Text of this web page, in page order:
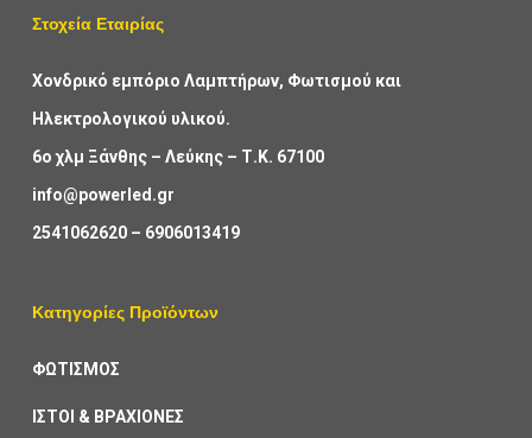
Στοχεία Εταιρίας
Χονδρικό εμπόριο Λαμπτήρων, Φωτισμού και
Ηλεκτρολογικού υλικού.
6ο χλμ Ξάνθης – Λεύκης – Τ.Κ. 67100
info@powerled.gr
2541062620– 6906013419
Κατηγορίες Προϊόντων
ΦΩΤΙΣΜΟΣ
ΙΣΤΟΙ & ΒΡΑΧΙΟΝΕΣ